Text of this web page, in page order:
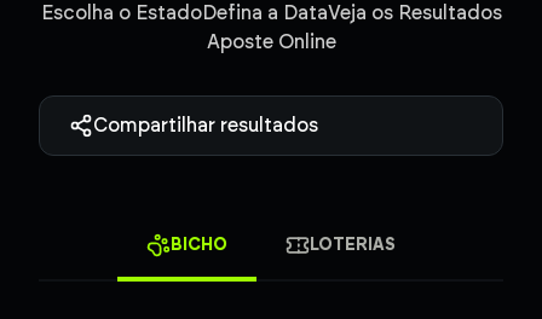
Escolha o EstadoDefina a DataVeja os Resultados
Aposte Online
Compartilhar resultados
BICHO LOTERIAS